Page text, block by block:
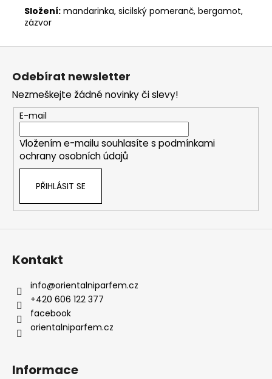
Složení: mandarinka, sicilský pomeranč, bergamot,
zázvor
Z
Odebírat newsletter
Nezmeškejte žádné novinky či slevy!
E-mail
Vložením e-mailu souhlasíte s podmínkami
ochrany osobních údajů
PŘIHLÁSIT SE
Kontakt
info@orientalniparfem.cz
+420 606 122 377
facebook
orientalniparfem.cz
Informace